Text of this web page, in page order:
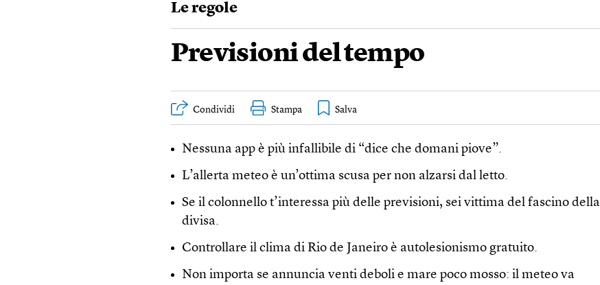
Le regole
Previsioni del tempo
Condividi Stampa
Nessuna app è più infallibile di “dice che domani piove”.
L’allerta meteo è un’ottima scusa per non alzarsi dal letto.
Se il colonnello t’interessa più delle previsioni, sei vittima del fascino della
divisa.
Controllare il clima di Rio de Janeiro è autolesionismo gratuito.
Non importa se annuncia venti deboli e mare poco mosso: il meteo va